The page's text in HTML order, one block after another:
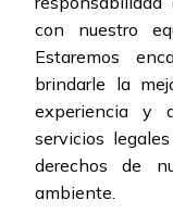
con nuestro
Estaremos
brindarle la
experiencia y
servicios
derechos de
ambiente.